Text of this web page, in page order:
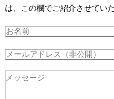
は、この欄でご紹介させてい